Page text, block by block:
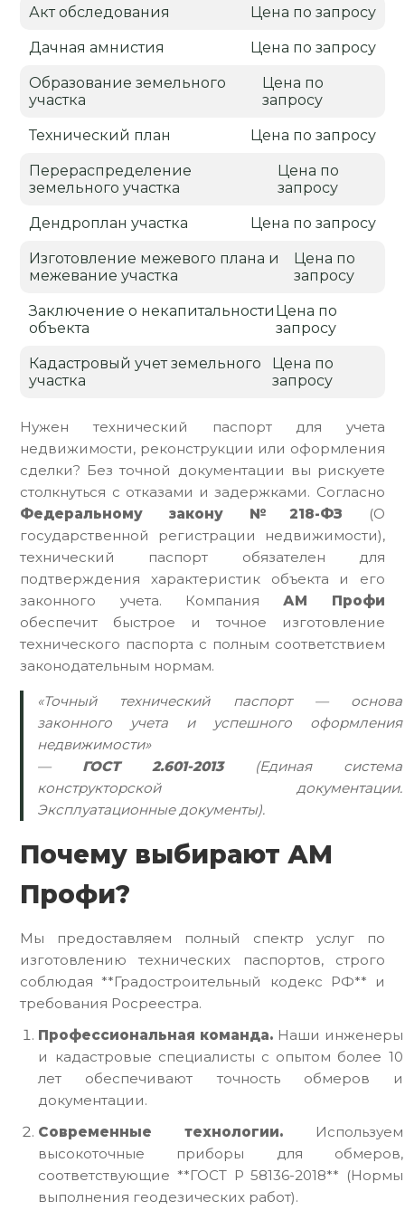
Нужен технический паспорт для учета
недвижимости, реконструкции или оформления
сделки? Без точной документации вы рискуете
столкнуться с отказами и задержками. Согласно
Федеральному закону №218-ФЗ (О
государственной регистрации недвижимости),
технический паспорт обязателен для
подтверждения характеристик объекта и его
законного учета. КомпанияАМ Профи
обеспечит быстрое и точное изготовление
технического паспорта с полным соответствием
законодательным нормам.
«Точный технический паспорт — основа
законного учета и успешного оформления
недвижимости»
— ГОСТ 2.601-2013(Единая система
конструкторской документации.
Эксплуатационные документы).
Почему выбирают АМ
Профи?
Мы предоставляем полный спектр услуг по
изготовлению технических паспортов, строго
соблюдая **Градостроительный кодекс РФ** и
требования Росреестра.
Профессиональная команда. Наши инженеры
и кадастровые специалисты с опытом более 10
лет обеспечивают точность обмеров и
документации.
Современные технологии. Используем
высокоточные приборы для обмеров,
соответствующие **ГОСТ Р 58136-2018** (Нормы
выполнения геодезических работ).
Акт обследования Цена по запросу
Дачная амнистия Цена по запросу
Образование земельного
участка
Цена по
запросу
Технический план Цена по запросу
Перераспределение
земельного участка
Цена по
запросу
Дендроплан участка Цена по запросу
Изготовление межевого плана и
межевание участка
Цена по
запросу
Заключение о некапитальности
объекта
Цена по
запросу
Кадастровый учет земельного
участка
Цена по
запросу